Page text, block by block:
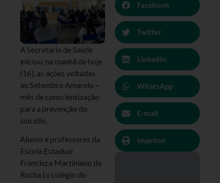
A Secretaria de Saúde
iniciou, na manhã de hoje
(16), as ações voltadas
ao Setembro Amarelo –
mês de conscientização
para a prevenção do
suicídio.
Alunos e professores da
Escola Estadual
Francisca Martiniano da
Rocha (o colégio do
Facebook
Twitter
LinkedIn
WhatsApp
E-mail
Imprimir